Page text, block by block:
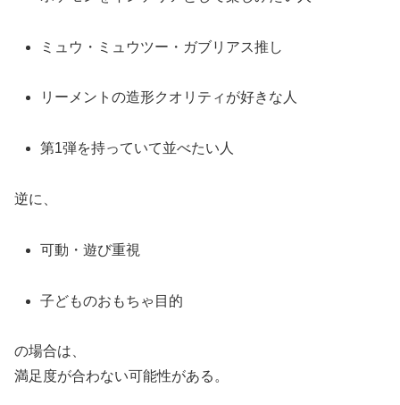
ミュウ・ミュウツー・ガブリアス推し
リーメントの造形クオリティが好きな人
第1弾を持っていて並べたい人
逆に、
可動・遊び重視
子どものおもちゃ目的
の場合は、
満足度が合わない可能性がある。